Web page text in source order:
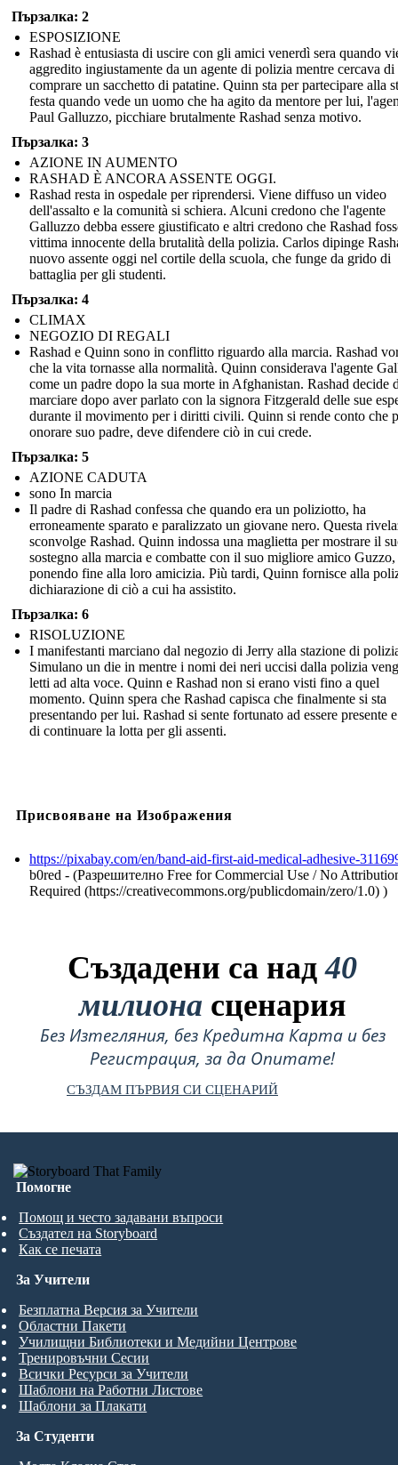
Пързалка: 2
ESPOSIZIONE
Rashad è entusiasta di uscire con gli amici venerdì sera quando
aggredito ingiustamente da un agente di polizia mentre cercava di
comprare un sacchetto di patatine. Quinn sta per partecipare alla
festa quando vede un uomo che ha agito da mentore per lui,
Paul Galluzzo, picchiare brutalmente Rashad senza motivo.
Пързалка: 3
AZIONE IN AUMENTO
RASHAD È ANCORA ASSENTE OGGI.
Rashad resta in ospedale per riprendersi. Viene diffuso un video
dell'assalto e la comunità si schiera. Alcuni credono che l'agente
Galluzzo debba essere giustificato e altri credono che Rashad
vittima innocente della brutalità della polizia. Carlos dipinge
nuovo assente oggi nel cortile della scuola, che funge da grido di
battaglia per gli studenti.
Пързалка: 4
CLIMAX
NEGOZIO DI REGALI
Rashad e Quinn sono in conflitto riguardo alla marcia. Rashad
che la vita tornasse alla normalità. Quinn considerava l'agente
come un padre dopo la sua morte in Afghanistan. Rashad decide
marciare dopo aver parlato con la signora Fitzgerald delle sue
durante il movimento per i diritti civili. Quinn si rende conto che
onorare suo padre, deve difendere ciò in cui crede.
Пързалка: 5
AZIONE CADUTA
sono In marcia
Il padre di Rashad confessa che quando era un poliziotto, ha
erroneamente sparato e paralizzato un giovane nero. Questa
sconvolge Rashad. Quinn indossa una maglietta per mostrare il
sostegno alla marcia e combatte con il suo migliore amico Guzzo,
ponendo fine alla loro amicizia. Più tardi, Quinn fornisce alla
dichiarazione di ciò a cui ha assistito.
Пързалка: 6
RISOLUZIONE
I manifestanti marciano dal negozio di Jerry alla stazione di
Simulano un die in mentre i nomi dei neri uccisi dalla polizia
letti ad alta voce. Quinn e Rashad non si erano visti fino a quel
momento. Quinn spera che Rashad capisca che finalmente si sta
presentando per lui. Rashad si sente fortunato ad essere presente
di continuare la lotta per gli assenti.
Присвояване на Изображения
https://pixabay.com/en/band-aid-first-aid-medical-adhesive-
b0red - (Разрешително Free for Commercial Use / No
Required (https://creativecommons.org/publicdomain/zero/1.0) )
Създадени са над40
милиона сценария
Без Изтегляния, без Кредитна Карта и без
Регистрация, за да Опитате!
СЪЗДАМ ПЪРВИЯ СИ СЦЕНАРИЙ
Помогне
Помощ и често задавани въпроси
Създател на Storyboard
Как се печата
За Студенти
За Учители
Безплатна Версия за Учители
Областни Пакети
Училищни Библиотеки и Медийни Центрове
Тренировъчни Сесии
Всички Ресурси за Учители
Шаблони на Работни Листове
Шаблони за Плакати